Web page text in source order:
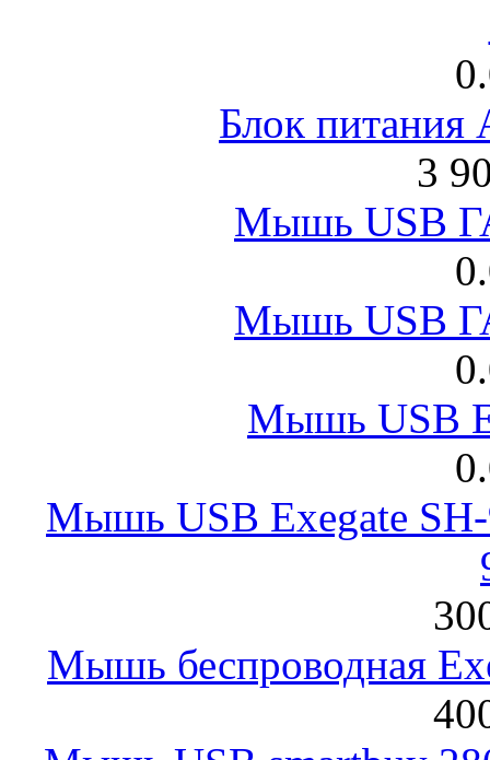
Блок питания
3
Мышь USB
Мышь USB
Мышь USB
Мышь USB Exegate
Мышь беспроводная